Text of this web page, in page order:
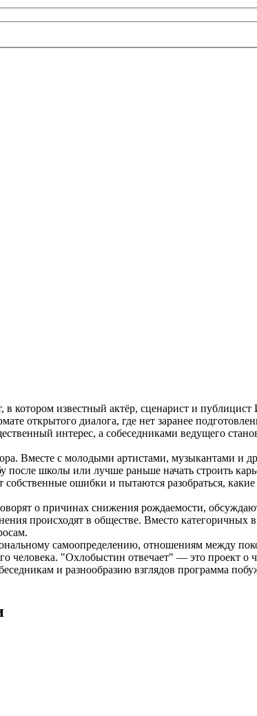
котором известный актёр, сценарист и
открытого диалога, где нет заранее
интерес, а собеседниками ведущего
Вместе с молодыми артистами, музыкантами и
после школы или лучше раньше начать строить
ошибки и пытаются разобраться,
о причинах снижения рождаемости,
происходят в обществе. Вместо категоричных
самоопределению, отношениям между
"Охлобыстин отвечает" — это проект о
и разнообразию взглядов программа